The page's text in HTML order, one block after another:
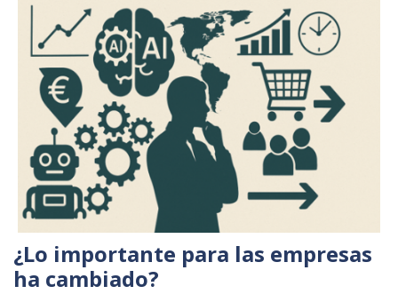
¿Lo importante para las empresas
ha cambiado?